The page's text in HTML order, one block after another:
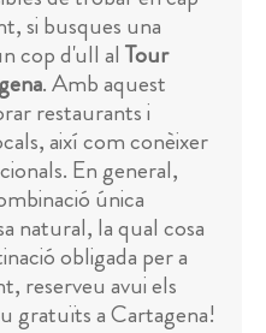
si busques una
cop d'ull al Tour
. Amb aquest
restaurants i
així com conèixer
En general,
única
natural, la qual cosa
obligada per a
reserveu avui els
gratuïts a Cartagena!